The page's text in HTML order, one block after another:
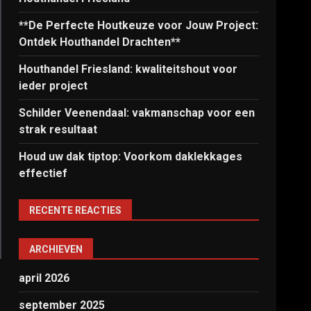
**De Perfecte Houtkeuze voor Jouw Project:
Ontdek Houthandel Drachten**
Houthandel Friesland: kwaliteitshout voor
ieder project
Schilder Veenendaal: vakmanschap voor een
strak resultaat
Houd uw dak tiptop: Voorkom daklekkages
effectief
RECENTE REACTIES
ARCHIEVEN
april 2026
september 2025